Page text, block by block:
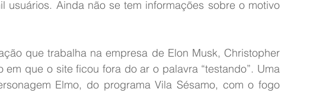
usuários. Ainda não se tem informações sobre o motivo
que trabalha na empresa de Elon Musk, Christopher
em que o site ficou fora do ar o palavra “testando”. Uma
Elmo, do programa Vila Sésamo, com o fogo